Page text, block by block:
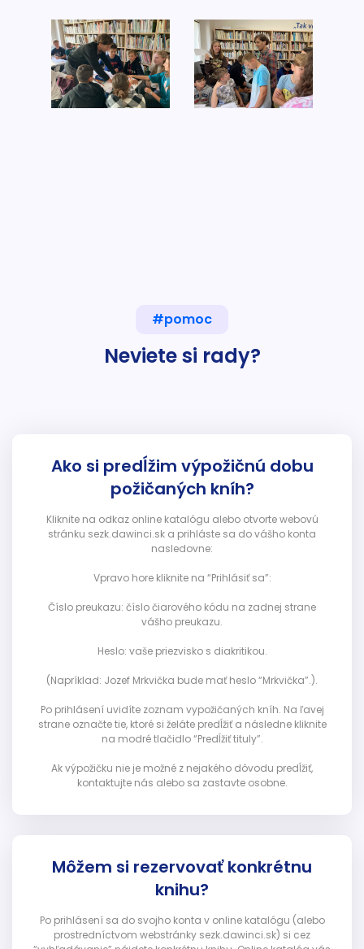
#pomoc
Neviete si rady?
Ako si predĺžim výpožičnú dobu
požičaných kníh?
Kliknite na odkaz online katalógu alebo otvorte webovú
stránku sezk.dawinci.sk a prihláste sa do vášho konta
nasledovne:
Vpravo hore kliknite na “Prihlásiť sa”:
Číslo preukazu: číslo čiarového kódu na zadnej strane
vášho preukazu.
Heslo: vaše priezvisko s diakritikou.
(Napríklad: Jozef Mrkvička bude mať heslo “Mrkvička”.).
Po prihlásení uvidíte zoznam vypožičaných kníh. Na ľavej
strane označte tie, ktoré si želáte predĺžiť a následne kliknite
na modré tlačidlo “Predĺžiť tituly”.
Ak výpožičku nie je možné z nejakého dôvodu predĺžiť,
kontaktujte nás alebo sa zastavte osobne.
Môžem si rezervovať konkrétnu
knihu?
Po prihlásení sa do svojho konta v online katalógu (alebo
prostredníctvom webstránky sezk.dawinci.sk) si cez